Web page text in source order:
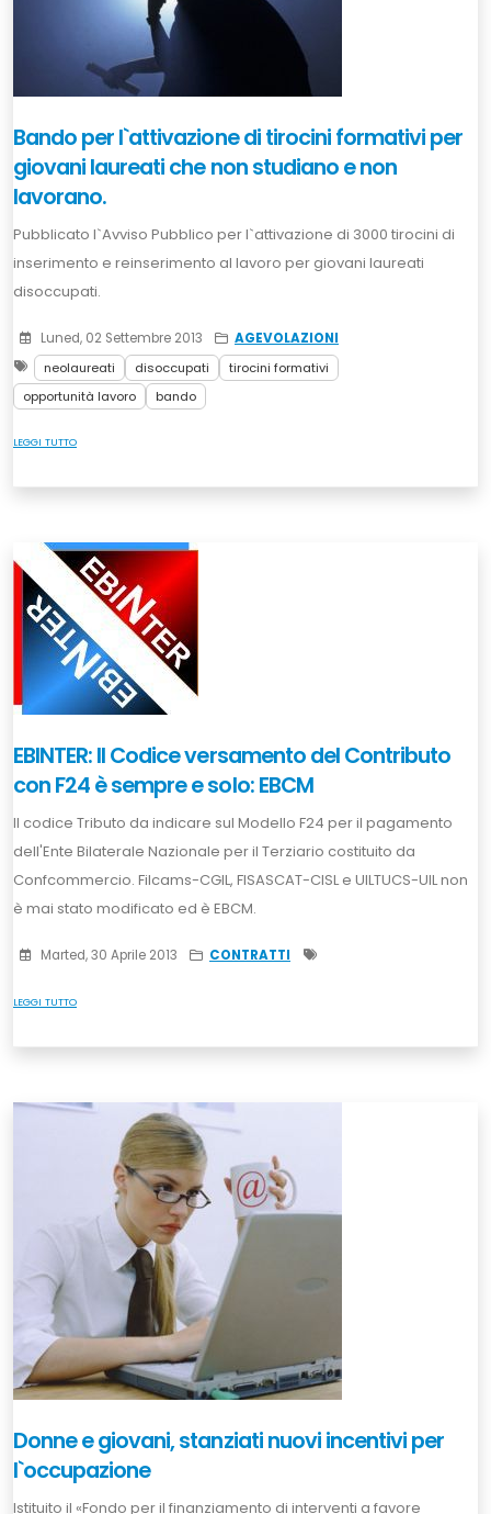
Bando per l`attivazione di tirocini formativi per
giovani laureati che non studiano e non
lavorano.
Pubblicato l`Avviso Pubblico per l`attivazione di 3000 tirocini di
inserimento e reinserimento al lavoro per giovani laureati
disoccupati.
Luned, 02 Settembre 2013
AGEVOLAZIONI
neolaureati
disoccupati
tirocini formativi
opportunità lavoro
bando
LEGGI TUTTO
EBINTER: Il Codice versamento del Contributo
con F24 è sempre e solo: EBCM
Il codice Tributo da indicare sul Modello F24 per il pagamento
dell'Ente Bilaterale Nazionale per il Terziario costituito da
Confcommercio. Filcams-CGIL, FISASCAT-CISL e UILTUCS-UIL non
è mai stato modificato ed è EBCM.
Marted, 30 Aprile 2013 CONTRATTI
LEGGI TUTTO
Donne e giovani, stanziati nuovi incentivi per
l`occupazione
Istituito il «Fondo per il finanziamento di interventi a favore